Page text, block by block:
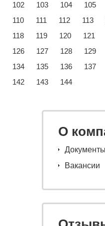
102
103 104 105
110
111 112 113
118
119 120 121
126
127 128 129
134
135 136 137
142
143 144
О
Документы
Вакансии